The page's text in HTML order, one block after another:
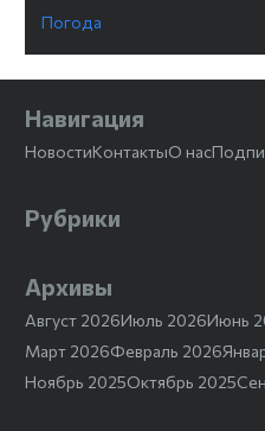
Погода
Навигация
НовостиКонтактыО нас
Рубрики
Архивы
Август 2026Июль 2026Июнь
Март 2026Февраль 2026
Ноябрь 2025Октябрь 2025